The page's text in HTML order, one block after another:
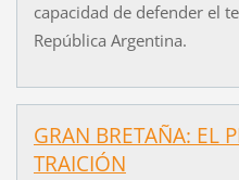
capacidad de defender el
República Argentina.
GRAN BRETAÑA: EL
TRAICIÓN